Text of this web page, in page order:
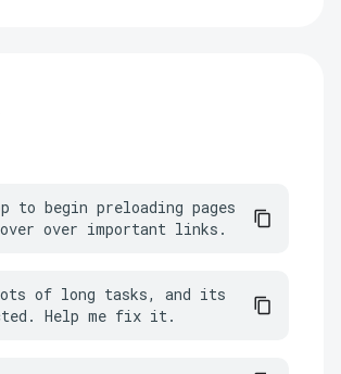
to begin preloading pages
over important links.
of long tasks, and its
Help me fix it.